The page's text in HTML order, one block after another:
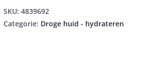
SKU: 4839692
Categorie: Droge huid - hydrateren